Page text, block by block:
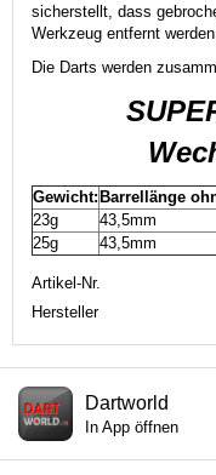
sicherstellt, dass
Werkzeug entfernt werden
Die Darts werden
Gewicht:Barrellänge
23g
43,5mm
25g
43,5mm
Artikel-Nr.
Hersteller
Dartworld
In App öffnen